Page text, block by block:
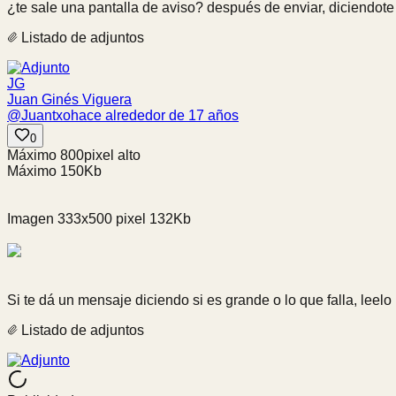
¿te sale una pantalla de aviso? después de enviar,
Listado de adjuntos
JG
Juan Ginés Viguera
@Juantxohace alrededor de 17 años
0
Máximo 800pixel alto
Máximo 150Kb
Imagen 333x500 pixel 132Kb
Si te dá un mensaje diciendo si es grande o lo que falla, leelo
Listado de adjuntos